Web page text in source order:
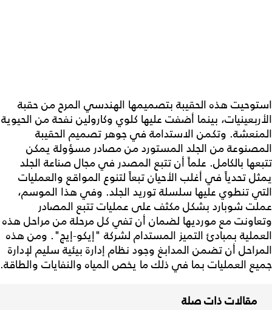
استوحيت هذه الحقيبة بتصميمها الهندسي المرح من حقبة
الأربعينيات، بينما أضفت عليها كلوي وكارولين نفحة من الحيوية
المنعشة. وتكمن الاستدامة في جوهر تصميم الحقيبة
المصنوعة من الجلد المستورد من مصادر مسؤولة يمكن
تتبعها بالكامل. علماً أن تتبع المصدر في مجال صناعة الجلد
يمثل تحدياً في أغلب الأحيان تبعاً لتنوع المواقع والعمليات
التي تنطوي عليها سلسلة توريد الجلد. وفي هذا الموسم،
عملت شوبارد بشكل مكثف على عمليات تتبع المصادر
وتعاونت مع مورديها لضمان أن تفي كل مرحلة من مراحل هذه
العملية بمبادئ التميز المستدام لشركة "إيكو-إيج". ومن هذه
المراحل أن تضمن المدابغ وجود نظام إدارة بيئية سليم لإدارة
جميع العمليات بما في ذلك ما يخص المياه والنفايات والطاقة.
مقالات ذات صلة